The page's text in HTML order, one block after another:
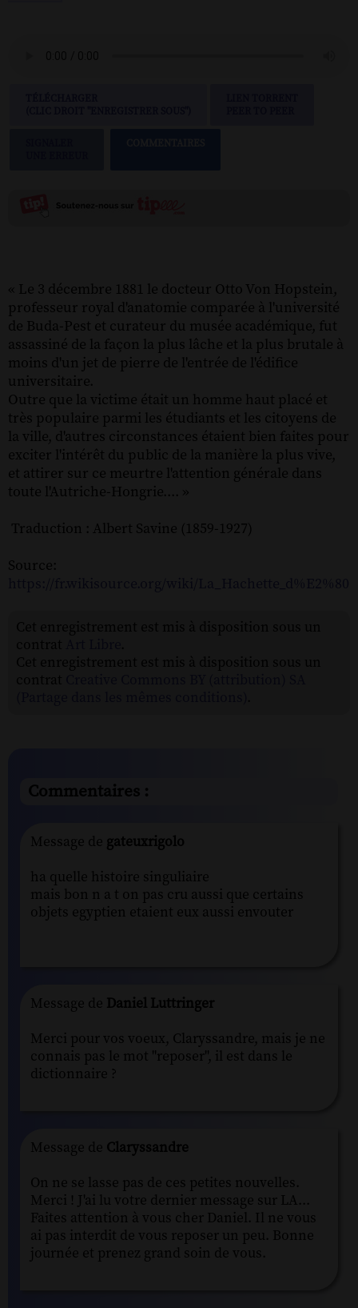
« Le 3 décembre 1881 le docteur Otto Von Hopstein,
professeur royal d'anatomie comparée à l'université
de Buda-Pest et curateur du musée académique, fut
assassiné de la façon la plus lâche et la plus brutale à
moins d'un jet de pierre de l'entrée de l'édifice
universitaire.
Outre que la victime était un homme haut placé et
très populaire parmi les étudiants et les citoyens de
la ville, d'autres circonstances étaient bien faites pour
exciter l'intérêt du public de la manière la plus vive,
et attirer sur ce meurtre l'attention générale dans
toute l'Autriche-Hongrie.... »
Traduction : Albert Savine (1859-1927)
Source:
Commentaires :
Message de gateuxrigolo
ha quelle histoire singuliaire
mais bon n a t on pas cru aussi que certains
objets egyptien etaient eux aussi envouter
Message de Daniel Luttringer
Merci pour vos voeux, Claryssandre, mais je ne
connais pas le mot "reposer", il est dans le
dictionnaire ?
Message de Claryssandre
On ne se lasse pas de ces petites nouvelles.
Merci ! J'ai lu votre dernier message sur LA...
Faites attention à vous cher Daniel. Il ne vous
ai pas interdit de vous reposer un peu. Bonne
journée et prenez grand soin de vous.